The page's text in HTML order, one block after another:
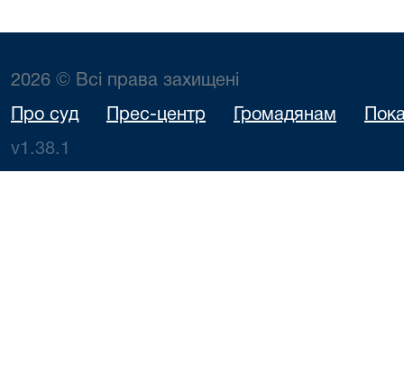
2026 © Всі права захищені
Про суд Прес-центр Громадянам
v1.38.1